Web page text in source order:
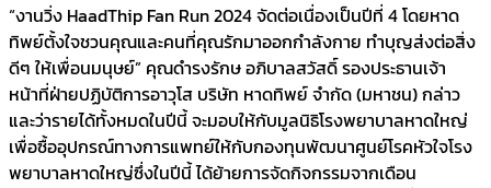
“งานวิ่ง HaadThip Fan Run 2024 จัดต่อเนื่องเป็นปีที่ 4 โดยหาด
ทิพย์ตั้งใจชวนคุณและคนที่คุณรักมาออกกำลังกาย ทำบุญส่งต่อสิ่ง
ดีๆ ให้เพื่อนมนุษย์” คุณดำรงรักษ อภิบาลสวัสดิ์ รองประธานเจ้า
หน้าที่ฝ่ายปฏิบัติการอาวุโส บริษัท หาดทิพย์ จำกัด (มหาชน) กล่าว
และว่ารายได้ทั้งหมดในปีนี้ จะมอบให้กับมูลนิธิโรงพยาบาลหาดใหญ่
เพื่อซื้ออุปกรณ์ทางการแพทย์ให้กับกองทุนพัฒนาศูนย์โรคหัวใจโรง
พยาบาลหาดใหญ่ซึ่งในปีนี้ ได้ย้ายการจัดกิจกรรมจากเดือน